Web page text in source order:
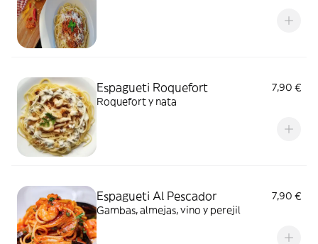
Espagueti Roquefort
7,90 €
Roquefort y nata
Espagueti Al Pescador
7,90 €
Gambas, almejas, vino y perejil